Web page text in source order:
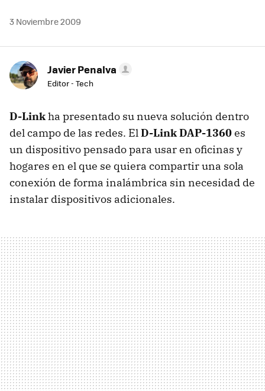
3 Noviembre 2009
Javier Penalva
Editor - Tech
D-Linkha presentado su nueva solución dentro
del campo de las redes. ElD-Link DAP-1360es
un dispositivo pensado para usar en oficinas y
hogares en el que se quiera compartir una sola
conexión de forma inalámbrica sin necesidad de
instalar dispositivos adicionales.